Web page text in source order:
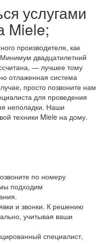
услугами
Miele;
производителя, как
двадцатилетний
— лучшее тому
отлаженная система
просто позвоните нам
для проведения
неполадки. Наши
техники Miele на дому.
по номеру
подходим
и звонки. К решению
учитывая ваши
специалист,